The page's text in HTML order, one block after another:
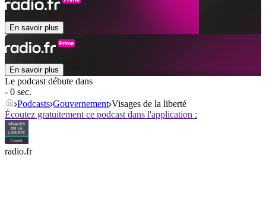
En savoir plus
En savoir plus
Le podcast débute dans
- 0 sec.
Podcasts Gouvernement Visages de la liberté
Écoutez gratuitement ce podcast dans l'application :
radio.fr